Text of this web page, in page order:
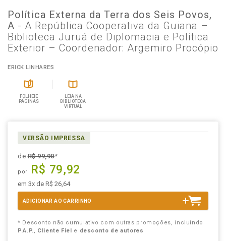
Política Externa da Terra dos Seis Povos,
A - A República Cooperativa da Guiana –
Biblioteca Juruá de Diplomacia e Política
Exterior – Coordenador: Argemiro Procópio
ERICK LINHARES
FOLHEIE
PÁGINAS
LEIA NA
BIBLIOTECA
VIRTUAL
VERSÃO IMPRESSA
deR$ 99,90*
por R$ 79,92
em 3x de R$ 26,64
ADICIONAR AO CARRINHO
* Desconto não cumulativo com outras promoções, incluindo
P.A.P., Cliente Fiel e desconto de autores